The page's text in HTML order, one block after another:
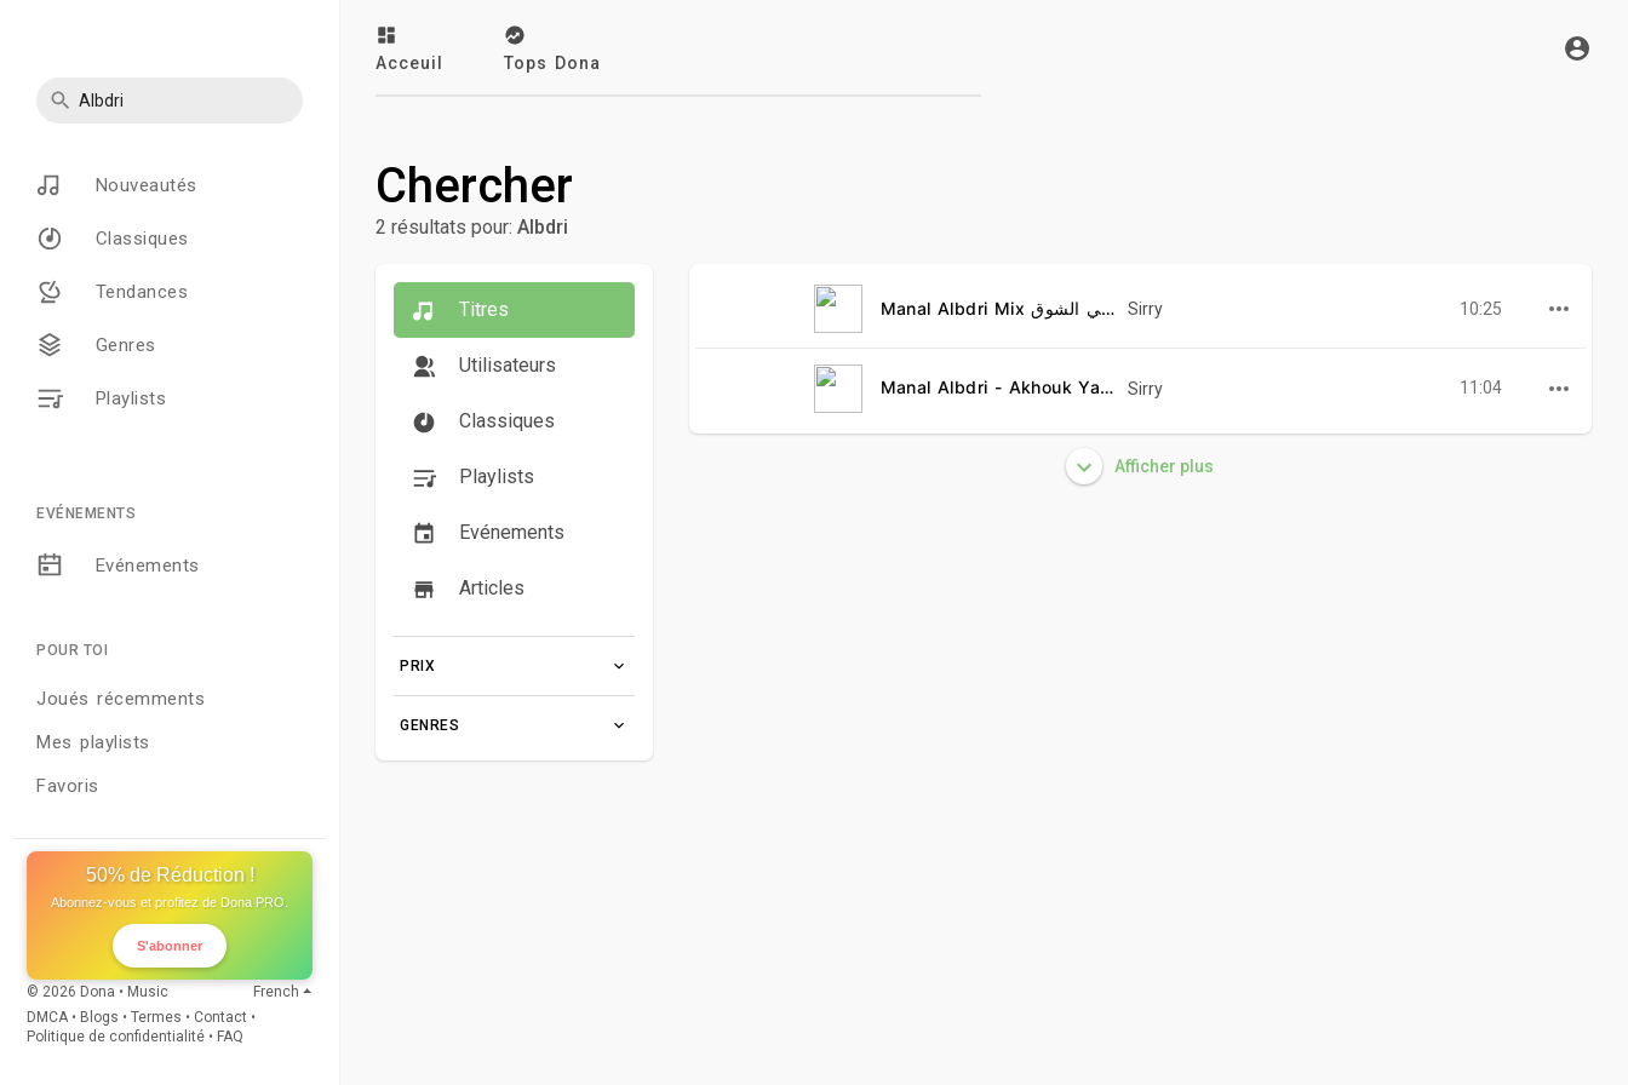
Nouveautés
Classiques
Tendances
Genres
Playlists
EVÉNEMENTS
Evénements
POUR TOI
Joués récemments
Mes playlists
Favoris
50% de Réduction !
Abonnez-vous et profitez de Dona PRO.
S'abonner
© 2026 Dona • Music
French
DMCA • Blogs • Termes • Contact •
Politique de confidentialité • FAQ
Acceuil Tops Dona
Chercher
Titres
Utilisateurs
Classiques
Playlists
Evénements
Articles
PRIX
GENRES
2 résultats pour: Albdri
Manal Albdri Mix ساكن جنبنا - بلومي - راجل التهريب - مراسي الشوق Sirry 10:25
Manal Albdri - Akhouk Ya bineya • اخوك يابنيه منال Sirry 11:04
Afficher plus